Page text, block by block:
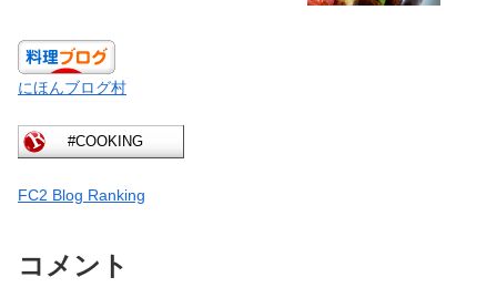
にほんブログ村
FC2 Blog Ranking
コメント